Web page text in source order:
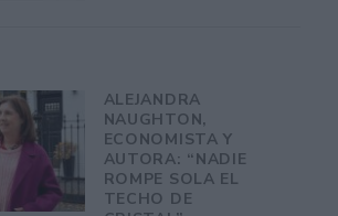
ALEJANDRA
NAUGHTON,
ECONOMISTA Y
AUTORA: “NADIE
ROMPE SOLA EL
TECHO DE